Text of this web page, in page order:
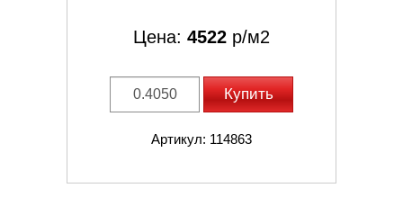
Цена: 4522 р/м2
Купить
Артикул: 114863